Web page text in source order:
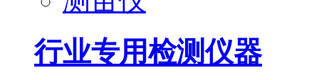
行业专用检测仪器